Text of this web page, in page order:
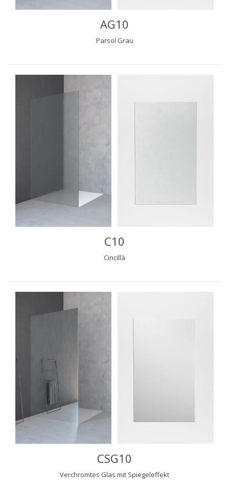
AG10
Parsol Grau
C10
Cincillà
CSG10
Verchromtes Glas mit Spiegeleffekt